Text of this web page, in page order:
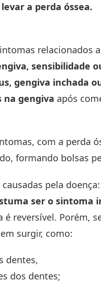
a perda óssea.
relacionados
sensibilidade
gengiva inchada
na gengiva após
com a perda
formando bolsas
pela doença:
ser o sintoma
é reversível. Porém,
surgir, como:
dentes,
dos dentes;